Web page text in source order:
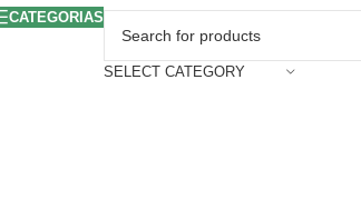
CATEGORIAS
SELECT CATEGORY